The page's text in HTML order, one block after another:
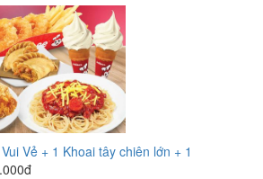
Vẻ + 1 Khoai tây chiên lớn + 1